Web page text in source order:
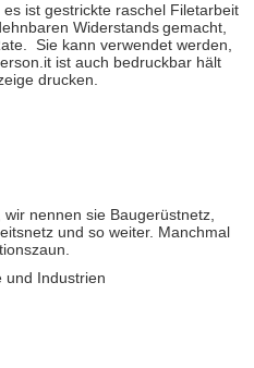
ist gestrickte raschel Filetarbeit
Widerstands gemacht
Sie kann verwendet werden,
ist auch bedruckbar hält
drucken.
nennen sie Baugerüstnetz,
und so weiter. Manchmal
und Industrien